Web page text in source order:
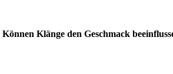
Können Klänge den Geschmack